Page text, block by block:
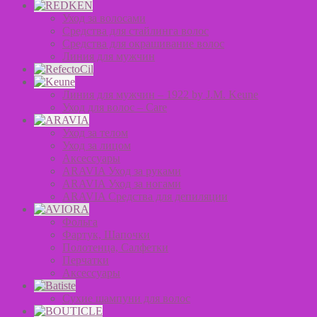
Уход за волосами
Средства для стайлинга волос
Средства для окрашивание волос
Линия для мужчин
Линия для мужчин – 1922 by J.M. Keune
Уход для волос – Сare
Уход за телом
Уход за лицом
Аксессуары
ARAVIA Уход за руками
ARAVIA Уход за ногами
ARAVIA Средства для депиляции
Фольга
Фартук, Шапочки
Полотенца, Салфетки
Перчатки
Аксессуары
Сухие шампуни для волос